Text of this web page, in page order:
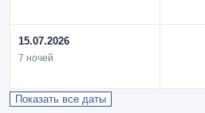
15.07.2026
7 ночей
Показать все даты